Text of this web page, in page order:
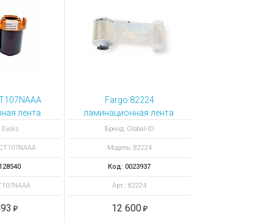
лента
2400
Evolis
Fargo 82224
ламинационная лента PolyGuard Overlaminate
Бренд: Global-ID
Модель: 82224
Код: 0023937
Арт.: 82224
12 600